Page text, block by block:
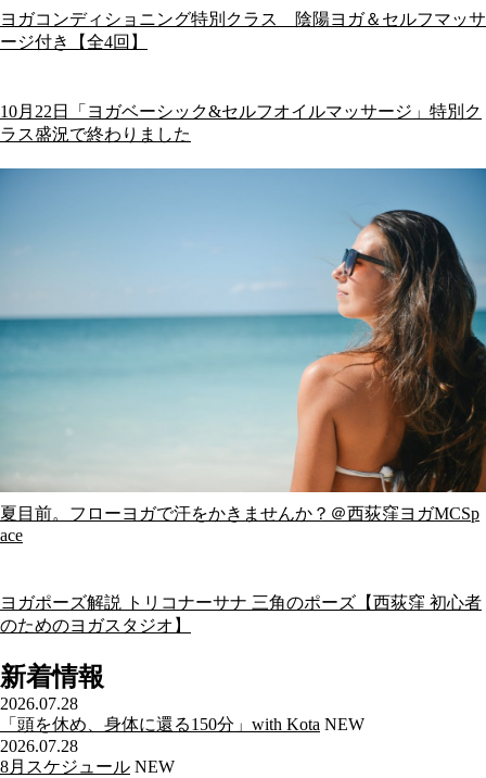
ヨガコンディショニング特別クラス 陰陽ヨガ＆セルフマッサ
ージ付き【全4回】
10月22日「ヨガベーシック&セルフオイルマッサージ」特別ク
ラス盛況で終わりました
夏目前。フローヨガで汗をかきませんか？＠西荻窪ヨガMCSp
ace
ヨガポーズ解説 トリコナーサナ 三角のポーズ【西荻窪 初心者
のためのヨガスタジオ】
新着情報
2026.07.28
「頭を休め、身体に還る150分」with Kota NEW
2026.07.28
8月スケジュール NEW